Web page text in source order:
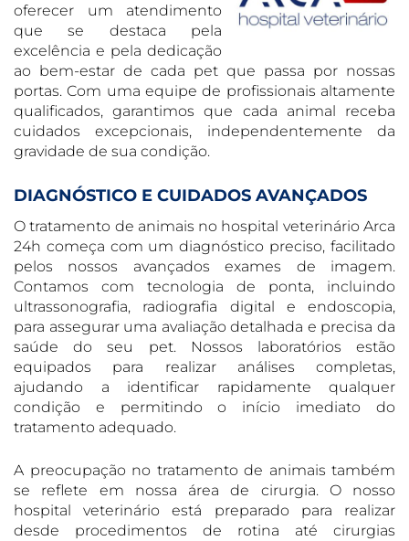
oferecer um atendimento
que se destaca pela
excelência e pela dedicação
ao bem-estar de cada pet que passa por nossas
portas. Com uma equipe de profissionais altamente
qualificados, garantimos que cada animal receba
cuidados excepcionais, independentemente da
gravidade de sua condição.
DIAGNÓSTICO E CUIDADOS AVANÇADOS
O tratamento de animais no hospital veterinário Arca
24h começa com um diagnóstico preciso, facilitado
pelos nossos avançados exames de imagem.
Contamos com tecnologia de ponta, incluindo
ultrassonografia, radiografia digital e endoscopia,
para assegurar uma avaliação detalhada e precisa da
saúde do seu pet. Nossos laboratórios estão
equipados para realizar análises completas,
ajudando a identificar rapidamente qualquer
condição e permitindo o início imediato do
tratamento adequado.
A preocupação no tratamento de animais também
se reflete em nossa área de cirurgia. O nosso
hospital veterinário está preparado para realizar
desde procedimentos de rotina até cirurgias